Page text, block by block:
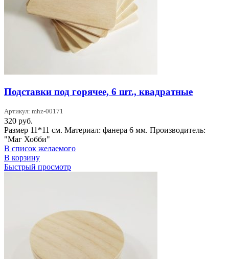
Подставки под горячее, 6 шт., квадратные
Артикул: mhz-00171
320 руб.
Размер 11*11 см. Материал: фанера 6 мм. Производитель:
"Маг Хобби"
В список желаемого
В корзину
Быстрый просмотр